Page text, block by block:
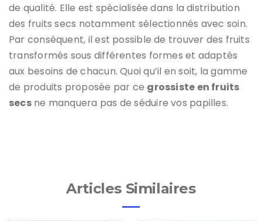
de qualité. Elle est spécialisée dans la distribution
des fruits secs notamment sélectionnés avec soin.
Par conséquent, il est possible de trouver des fruits
transformés sous différentes formes et adaptés
aux besoins de chacun. Quoi qu’il en soit, la gamme
de produits proposée par ce grossiste en fruits
secsne manquera pas de séduire vos papilles.
Articles Similaires